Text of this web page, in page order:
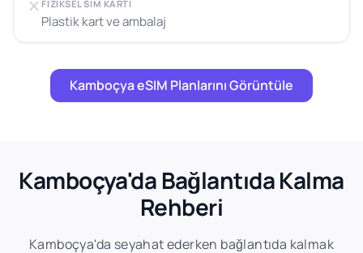
FIZIKSEL SIM KARTI
Plastik kart ve ambalaj
Kamboçya eSIM Planlarını Görüntüle
Kamboçya'da Bağlantıda Kalma
Rehberi
Kamboçya'da seyahat ederken bağlantıda kalmak